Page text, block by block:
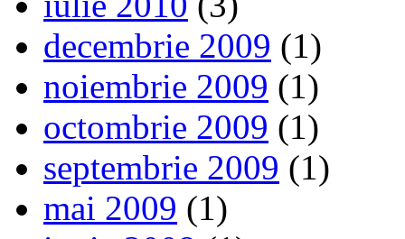
decembrie 2009 (1)
noiembrie 2009 (1)
octombrie 2009 (1)
septembrie 2009 (1)
mai 2009 (1)